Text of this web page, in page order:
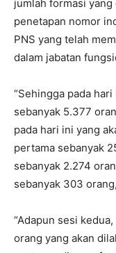
jumlah formasi
penetapan nomor
PNS yang telah
dalam jabatan
“Sehingga pada
sebanyak 5.377
pada hari ini yang
pertama sebanyak
sebanyak 2.274
sebanyak 303
“Adapun sesi
orang yang akan